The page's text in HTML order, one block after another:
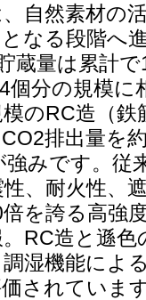
自然素材の
なる段階へ
蔵量は累計
個分の規模に
のRC造（
排出量を
みです。従
、耐火性、
を誇る高強
RC造と遜
湿機能によ
されていま